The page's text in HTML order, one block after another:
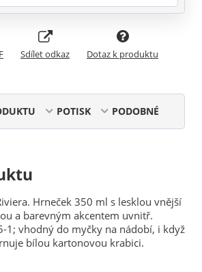
Sdílet odkaz Dotaz k produktu
POTISK PODOBNÉ
Hrneček 350 ml s lesklou vnější
a barevným akcentem uvnitř.
1; vhodný do myčky na nádobí, i když
bílou kartonovou krabici.